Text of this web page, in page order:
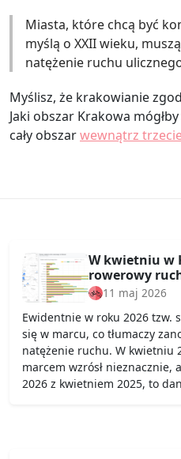
Miasta, które chcą być
myślą o XXII wieku,
natężenie ruchu
Myślisz, że krakowianie
Jaki obszar Krakowa
cały obszarwewnątrz
W kwietniu w
rowerowy
11 maj 2026
Ewidentnie w roku 2026 tzw.
się w marcu, co tłumaczy
natężenie ruchu. W kwietniu
marcem wzrósł nieznacznie,
2026 z kwietniem 2025, to